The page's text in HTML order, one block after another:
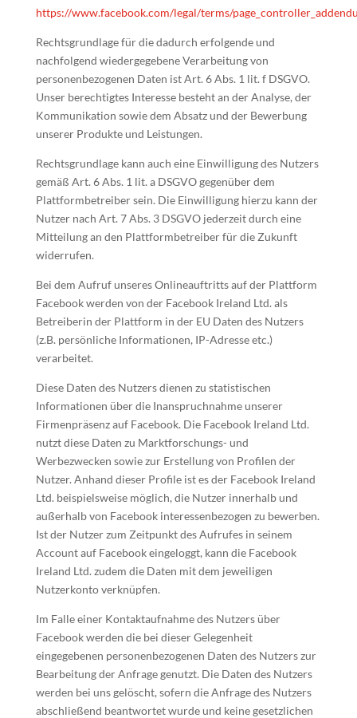
https://www.facebook.com/legal/terms/
Rechtsgrundlage für die dadurch erfolgende und
nachfolgend wiedergegebene Verarbeitung von
personenbezogenen Daten ist Art. 6 Abs. 1 lit. f DSGVO.
Unser berechtigtes Interesse besteht an der Analyse, der
Kommunikation sowie dem Absatz und der Bewerbung
unserer Produkte und Leistungen.
Rechtsgrundlage kann auch eine Einwilligung des Nutzers
gemäß Art. 6 Abs. 1 lit. a DSGVO gegenüber dem
Plattformbetreiber sein. Die Einwilligung hierzu kann der
Nutzer nach Art. 7 Abs. 3 DSGVO jederzeit durch eine
Mitteilung an den Plattformbetreiber für die Zukunft
widerrufen.
Bei dem Aufruf unseres Onlineauftritts auf der Plattform
Facebook werden von der Facebook Ireland Ltd. als
Betreiberin der Plattform in der EU Daten des Nutzers
(z.B. persönliche Informationen, IP-Adresse etc.)
verarbeitet.
Diese Daten des Nutzers dienen zu statistischen
Informationen über die Inanspruchnahme unserer
Firmenpräsenz auf Facebook. Die Facebook Ireland Ltd.
nutzt diese Daten zu Marktforschungs- und
Werbezwecken sowie zur Erstellung von Profilen der
Nutzer. Anhand dieser Profile ist es der Facebook Ireland
Ltd. beispielsweise möglich, die Nutzer innerhalb und
außerhalb von Facebook interessenbezogen zu bewerben.
Ist der Nutzer zum Zeitpunkt des Aufrufes in seinem
Account auf Facebook eingeloggt, kann die Facebook
Ireland Ltd. zudem die Daten mit dem jeweiligen
Nutzerkonto verknüpfen.
Im Falle einer Kontaktaufnahme des Nutzers über
Facebook werden die bei dieser Gelegenheit
eingegebenen personenbezogenen Daten des Nutzers zur
Bearbeitung der Anfrage genutzt. Die Daten des Nutzers
werden bei uns gelöscht, sofern die Anfrage des Nutzers
abschließend beantwortet wurde und keine gesetzlichen